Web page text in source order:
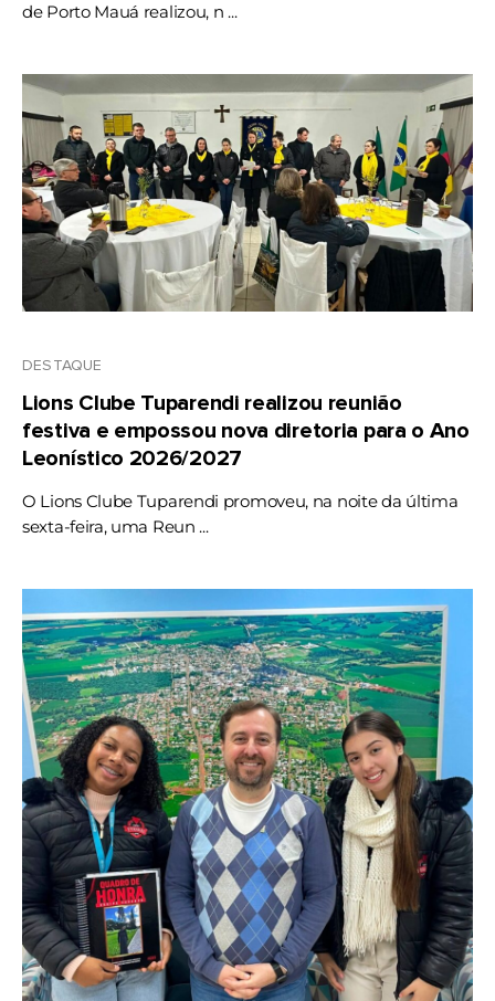
de Porto Mauá realizou, n ...
DESTAQUE
Lions Clube Tuparendi realizou reunião
festiva e empossou nova diretoria para o Ano
Leonístico 2026/2027
O Lions Clube Tuparendi promoveu, na noite da última
sexta-feira, uma Reun ...